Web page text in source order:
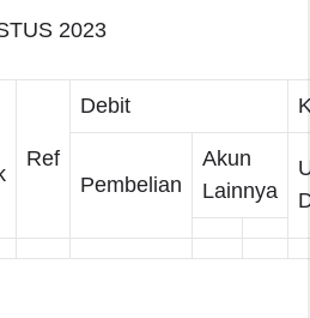
2023
Ref
Debit
Pembelian
Akun
Lainnya